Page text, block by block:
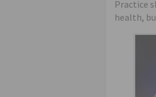
Practice
health,